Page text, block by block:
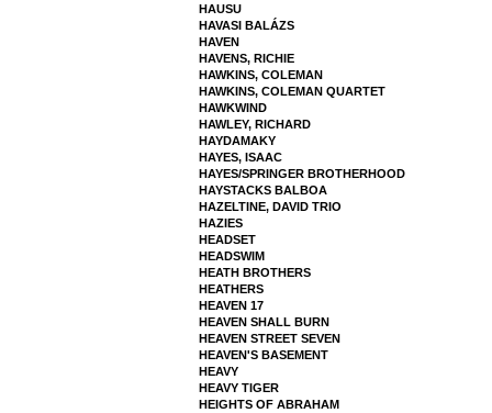
HAUSU
HAVASI BALÁZS
HAVEN
HAVENS, RICHIE
HAWKINS, COLEMAN
HAWKINS, COLEMAN QUARTET
HAWKWIND
HAWLEY, RICHARD
HAYDAMAKY
HAYES, ISAAC
HAYES/SPRINGER BROTHERHOOD
HAYSTACKS BALBOA
HAZELTINE, DAVID TRIO
HAZIES
HEADSET
HEADSWIM
HEATH BROTHERS
HEATHERS
HEAVEN 17
HEAVEN SHALL BURN
HEAVEN STREET SEVEN
HEAVEN'S BASEMENT
HEAVY
HEAVY TIGER
HEIGHTS OF ABRAHAM